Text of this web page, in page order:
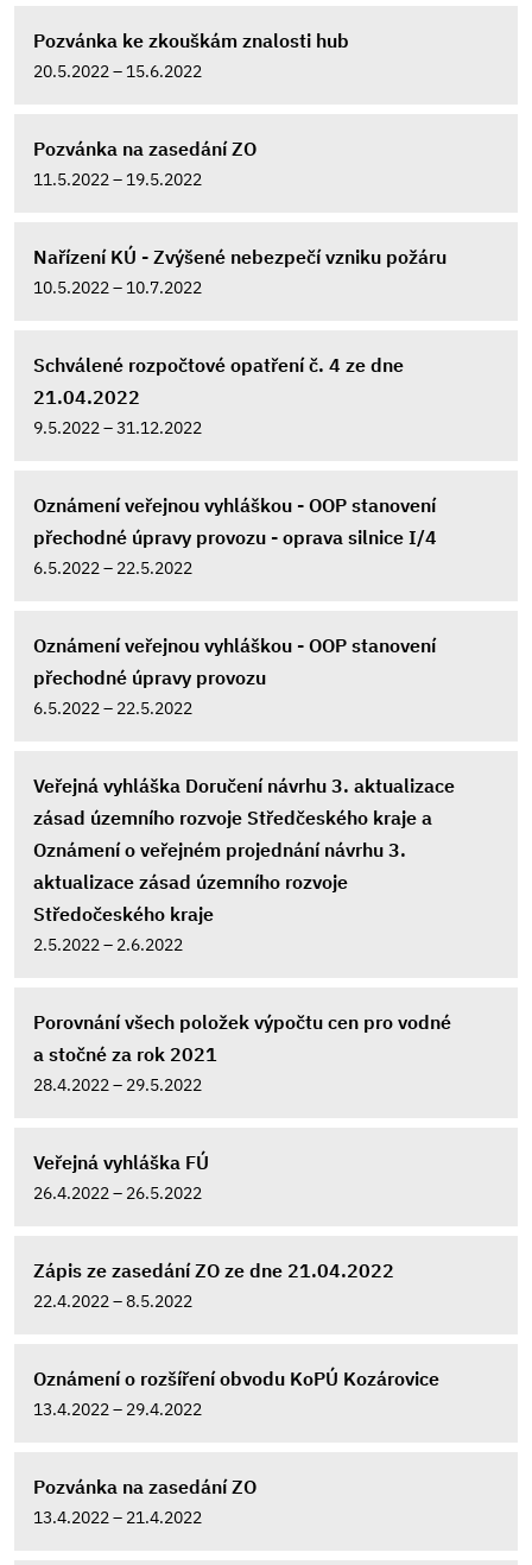
Pozvánka ke zkouškám znalosti hub
20.5.2022 – 15.6.2022
Pozvánka na zasedání ZO
11.5.2022 – 19.5.2022
Nařízení KÚ - Zvýšené nebezpečí vzniku požáru
10.5.2022 – 10.7.2022
Schválené rozpočtové opatření č. 4 ze dne
21.04.2022
9.5.2022 – 31.12.2022
Oznámení veřejnou vyhláškou - OOP stanovení
přechodné úpravy provozu - oprava silnice I/4
6.5.2022 – 22.5.2022
Oznámení veřejnou vyhláškou - OOP stanovení
přechodné úpravy provozu
6.5.2022 – 22.5.2022
Veřejná vyhláška Doručení návrhu 3. aktualizace
zásad územního rozvoje Středčeského kraje a
Oznámení o veřejném projednání návrhu 3.
aktualizace zásad územního rozvoje
Středočeského kraje
2.5.2022 – 2.6.2022
Porovnání všech položek výpočtu cen pro vodné
a stočné za rok 2021
28.4.2022 – 29.5.2022
Veřejná vyhláška FÚ
26.4.2022 – 26.5.2022
Zápis ze zasedání ZO ze dne 21.04.2022
22.4.2022 – 8.5.2022
Oznámení o rozšíření obvodu KoPÚ Kozárovice
13.4.2022 – 29.4.2022
Pozvánka na zasedání ZO
13.4.2022 – 21.4.2022